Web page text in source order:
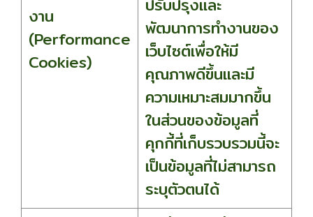
งาน
(Performance
Cookies)
พัฒนาการทำงานของ
เว็บไซต์เพื่อให้มี
คุณภาพดีขึ้นและมี
ความเหมาะสมมากขึ้น
ในส่วนของข้อมูลที่
คุกกี้ที่เก็บรวบรวมนี้จะ
เป็นข้อมูลที่ไม่สามารถ
ระบุตัวตนได้